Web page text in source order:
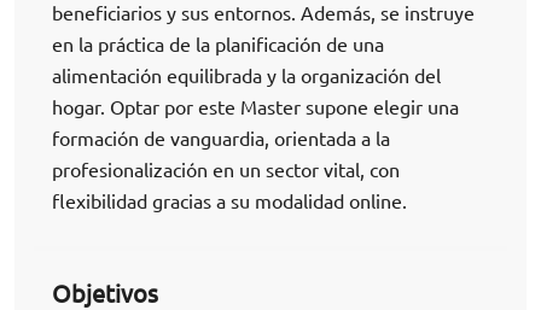
beneficiarios y sus entornos. Además, se instruye
en la práctica de la planificación de una
alimentación equilibrada y la organización del
hogar. Optar por este Master supone elegir una
formación de vanguardia, orientada a la
profesionalización en un sector vital, con
flexibilidad gracias a su modalidad online.
Objetivos